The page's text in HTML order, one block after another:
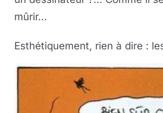
mûrir...
Esthétiquement, rien à dire :